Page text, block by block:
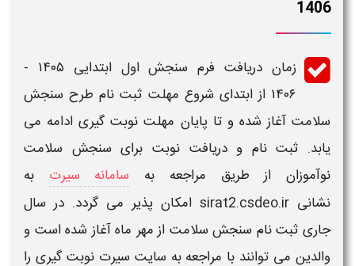
1406
زمان
دریافت فرم سنجش اول ابتدایی ۱۴۰۵ -
۱۴۰۶ از ابتدای شروع مهلت ثبت نام طرح سنجش
سلامت آغاز شده و تا پایان مهلت نوبت گیری ادامه می
یابد. ثبتنام و دریافت نوبت برای سنجش سلامت
نوآموزاناز طریق مراجعه به سامانه سیرت به
نشانی sirat2.csdeo.ir امکان پذیر می گردد. در سال
جاری ثبتنام سنجش سلامت از مهر ماه آغاز شده است و
والدین می توانند با مراجعه به سایت سیرت نوبت گیری را